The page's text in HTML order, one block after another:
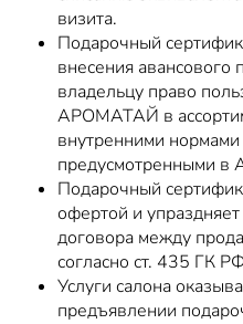
визита.
Подарочный
внесения авансового
владельцу право
АРОМАТАЙ в
внутренними
предусмотренными
Подарочный
офертой и
договора между
согласно ст. 435 ГК
Услуги салона
предъявлении